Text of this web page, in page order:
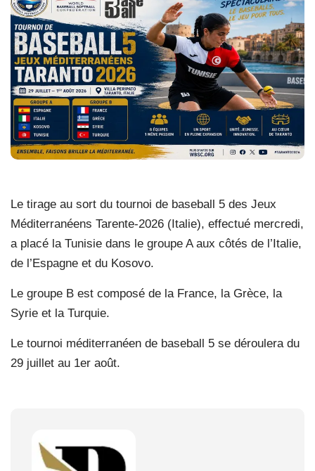
Le tirage au sort du tournoi de baseball 5 des Jeux
Méditerranéens Tarente-2026 (Italie), effectué mercredi,
a placé la Tunisie dans le groupe A aux côtés de l’Italie,
de l’Espagne et du Kosovo.
Le groupe B est composé de la France, la Grèce, la
Syrie et la Turquie.
Le tournoi méditerranéen de baseball 5 se déroulera du
29 juillet au 1er août.